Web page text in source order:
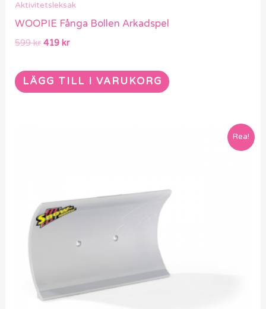
Aktivitetsleksak
WOOPIE Fånga Bollen Arkadspel
599kr 419kr
LÄGG TILL I VARUKORG
Rea!